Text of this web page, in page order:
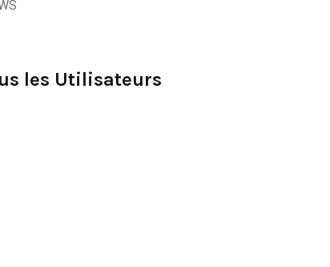
les Utilisateurs